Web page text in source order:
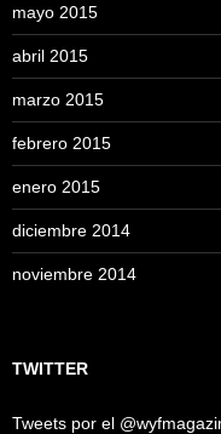
mayo 2015
abril 2015
marzo 2015
febrero 2015
enero 2015
diciembre 2014
noviembre 2014
TWITTER
Tweets por el